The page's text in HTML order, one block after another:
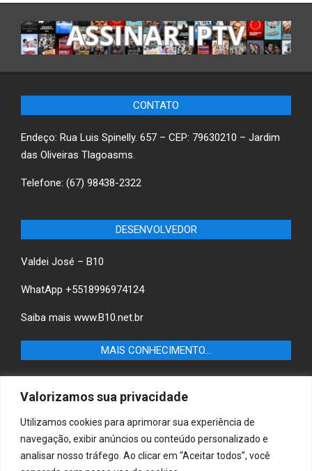
Valorizamos sua privacidade
Utilizamos cookies para aprimorar sua experiência de
navegação, exibir anúncios ou conteúdo personalizado e
analisar nosso tráfego. Ao clicar em “Aceitar todos”, você
CONTATO
Endeço: Rua Luis Spinelly. 657 – CEP: 79630210 – Jardim
das Oliveiras Tlagoasms.
Telefone: (67) 98438-2322
DESENVOLVEDOR
Valdei José – B10
WhatApp +5518996974124
Saiba mais www.B10.net.br
MAIS CONHECIMENTO…
Castilho-SP e descubra as melhores empresas e serviços
locais.
B10 Brasil – Informação e Poder